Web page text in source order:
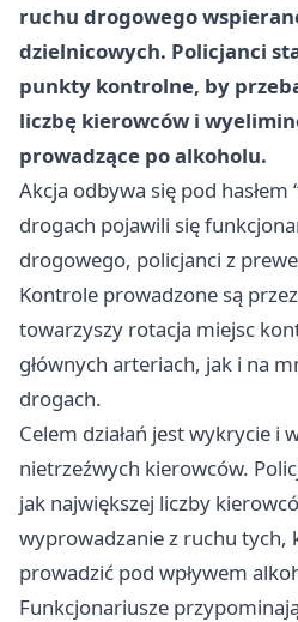
ruchu drogowego
dzielnicowych. Policjanci
punkty kontrolne, by
liczbę kierowców i
prowadzące po alkoholu.
Akcja odbywa się pod hasłem
drogach pojawili się
drogowego, policjanci z
Kontrole prowadzone są
towarzyszy rotacja miejsc
głównych arteriach, jak i na
drogach.
Celem działań jest wykrycie i
nietrzeźwych kierowców.
jak największej liczby
wyprowadzanie z ruchu tych,
prowadzić pod wpływem
Funkcjonariusze